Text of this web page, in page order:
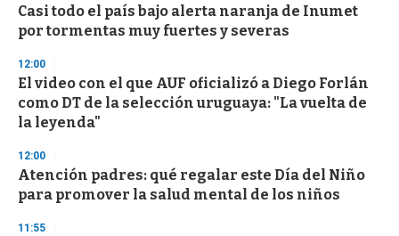
e
c
o
d
s
Casi todo el país bajo alerta naranja de Inumet
por tormentas muy fuertes y severas
12:00
El video con el que AUF oficializó a Diego Forlán
como DT de la selección uruguaya: "La vuelta de
la leyenda"
12:00
Atención padres: qué regalar este Día del Niño
para promover la salud mental de los niños
11:55